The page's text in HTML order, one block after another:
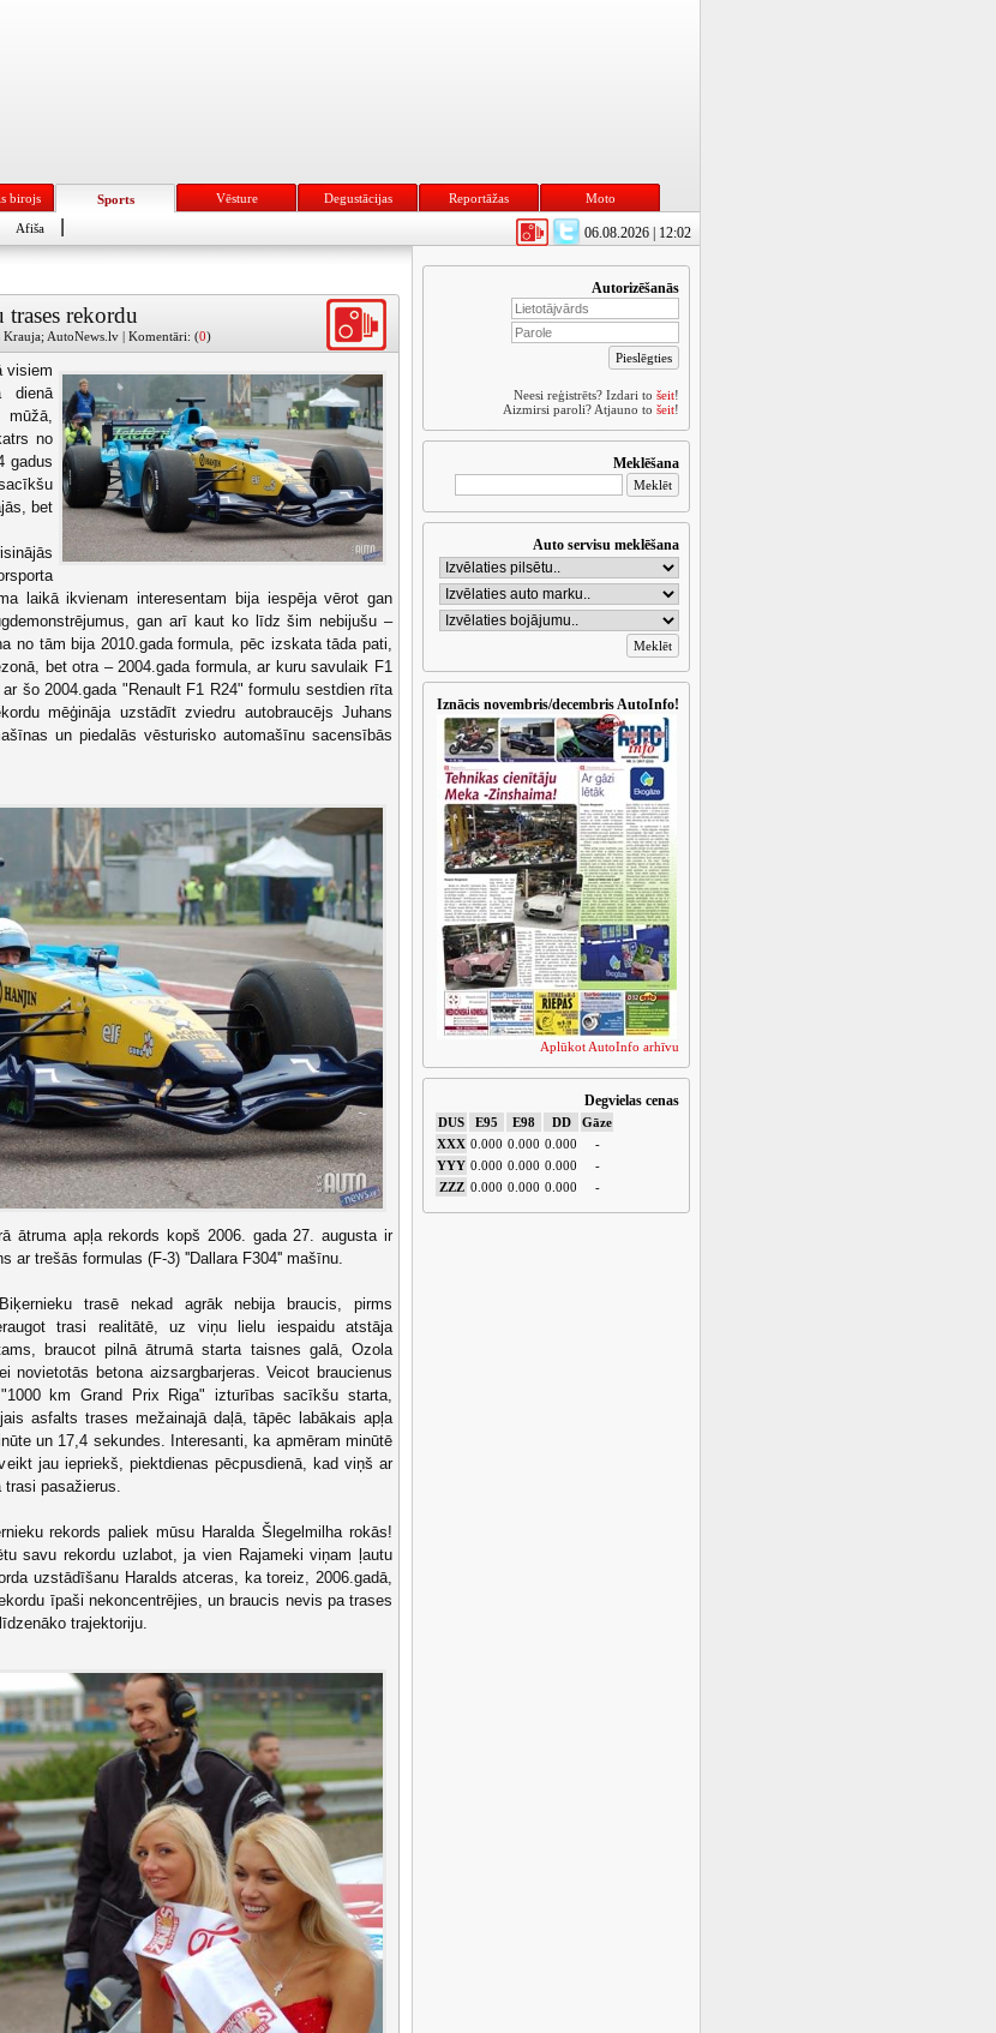
birojs Sports Vēsture Degustācijas Reportāžas Moto
06.08.2026 | 12:02
Afiša
rekordu
AutoNews.lv | Komentāri: (0)
visiem
dienā
mūžā,
no
gadus
bet
laikā ikvienam interesentam bija iespēja vērot gan
gan arī kaut ko līdz šim nebijušu –
no tām bija 2010.gada formula, pēc izskata tāda pati,
bet otra – 2004.gada formula, ar kuru savulaik F1
šo 2004.gada "Renault F1 R24" formulu sestdien rīta
mēģināja uzstādīt zviedru autobraucējs Juhans
un piedalās vēsturisko automašīnu sacensībās
ātruma apļa rekords kopš 2006. gada 27. augusta ir
ar trešās formulas (F-3) ''Dallara F304'' mašīnu.
trasē nekad agrāk nebija braucis, pirms
trasi realitātē, uz viņu lielu iespaidu atstāja
braucot pilnā ātrumā starta taisnes galā, Ozola
betona aizsargbarjeras. Veicot braucienus
km Grand Prix Riga" izturības sacīkšu starta,
asfalts trases mežainajā daļā, tāpēc labākais apļa
un 17,4 sekundes. Interesanti, ka apmēram minūtē
jau iepriekš, piektdienas pēcpusdienā, kad viņš ar
trasi pasažierus.
rekords paliek mūsu Haralda Šlegelmilha rokās!
savu rekordu uzlabot, ja vien Rajameki viņam ļautu
uzstādīšanu Haralds atceras, ka toreiz, 2006.gadā,
īpaši nekoncentrējies, un braucis nevis pa trases
trajektoriju.
Autorizēšanās
Neesi reģistrēts? Izdari to šeit!
Aizmirsi paroli? Atjauno to šeit!
Meklēšana
Auto servisu meklēšana
Iznācis novembris/decembris AutoInfo!
Aplūkot AutoInfo arhīvu
Degvielas cenas
DUS E95 E98 DD
Gāze
XXX 0.000 0.000 0.000
-
YYY 0.000 0.000 0.000
-
ZZZ 0.000 0.000 0.000 -